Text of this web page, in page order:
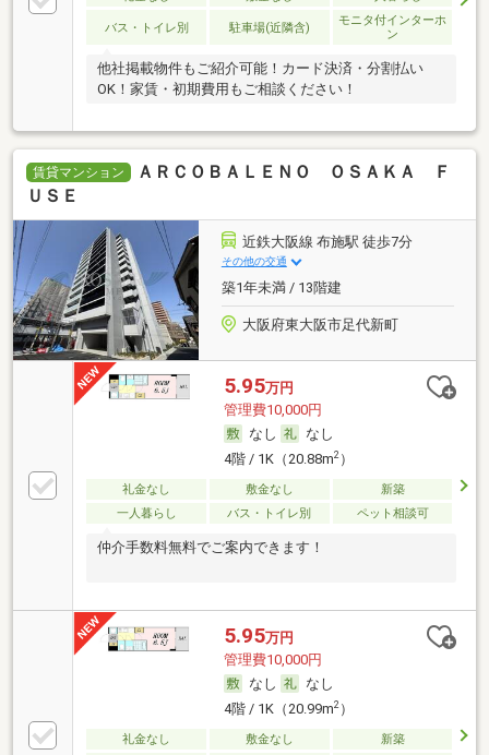
バス・トイレ別 駐車場(近隣含)
モニタ付インターホ
ン
他社掲載物件もご紹介可能！カード決済・分割払い
OK！家賃・初期費用もご相談ください！
賃貸マンション
ＡＲＣＯＢＡＬＥＮＯ ＯＳＡＫＡ Ｆ
ＵＳＥ
近鉄大阪線 布施駅 徒歩7分
その他の交通
築1年未満 / 13階建
大阪府東大阪市足代新町
5.95万円
管理費10,000円
なし
なし
4階 / 1K（20.88m2）
礼金なし 敷金なし
新築
一人暮らし
バス・トイレ別 ペット相談可
仲介手数料無料でご案内できます！
5.95万円
管理費10,000円
なし
なし
4階 / 1K（20.99m2）
礼金なし 敷金なし
新築